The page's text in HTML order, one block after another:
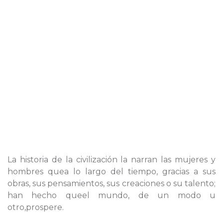
La historia de la civilización la narran las mujeres y
hombres quea lo largo del tiempo, gracias a sus
obras, sus pensamientos, sus creaciones o su talento;
han hecho queel mundo, de un modo u
otro,prospere.